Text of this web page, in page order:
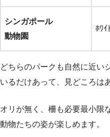
シンガポール
動物園
ﾎﾜｲ
どちらのパークも自然に近い
いるだけあって、見どころは
オリが無く、柵も必要最小限
動物たちの姿が楽しめます。